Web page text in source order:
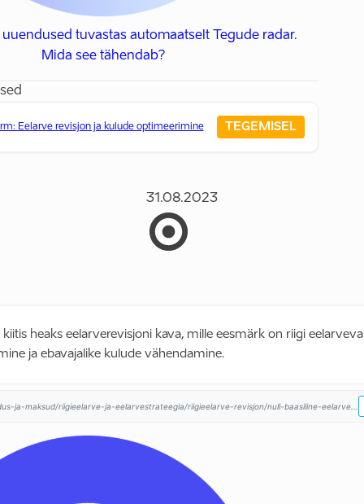
tuvastas automaatselt Tegude radar.
Mida see tähendab?
Eelarve revisjon ja kulude optimeerimine TEGEMISEL
31.08.2023
kiitis heaks eelarverevisjoni kava, mille eesmärk on riigi
ja ebavajalike kulude vähendamine.
ja-maksud/riigieelarve-ja-eelarvestrateegia/riigieelarve-revisjon/null-baasiline-eelarve...